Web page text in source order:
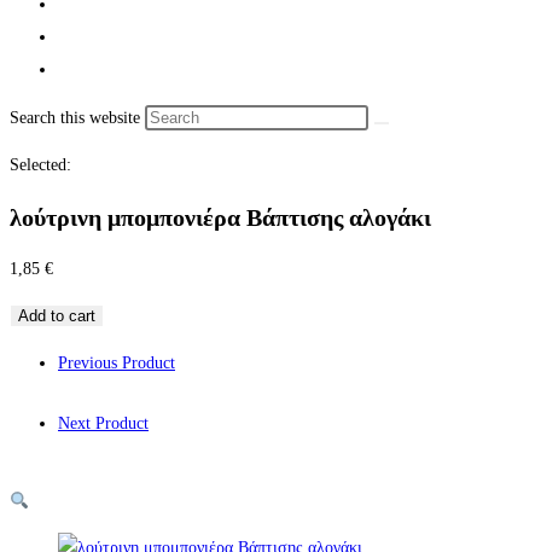
Search this website
Selected:
λούτρινη μπομπονιέρα Βάπτισης αλογάκι
1,85 €
Add to cart
Previous Product
Next Product